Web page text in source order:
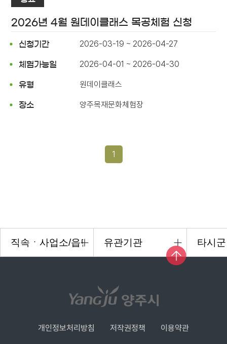
2026년 4월 원데이클래스 목공체험 신청
신청기간 2026-03-19 ~ 2026-04-27
체험가능일 2026-04-01 ~ 2026-04-30
유형 원데이클래스
장소 양주목재문화체험장
1
개인정보처리방침 저작권정책 이용약관